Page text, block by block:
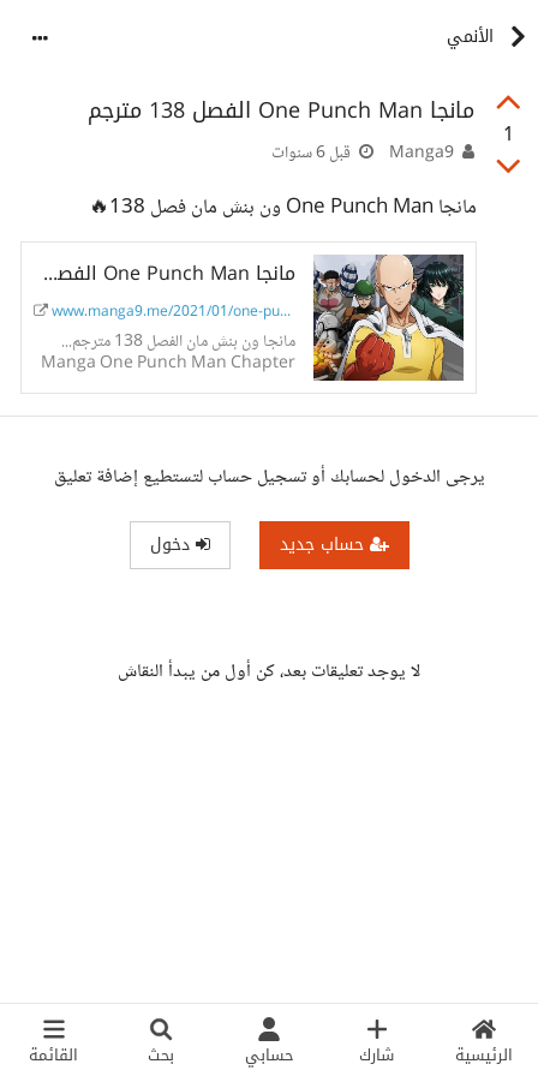
الرئيسية شارك حسابي بحث القائمة
الأنمي
1
مانجا One Punch Man الفصل 138 مترجم
قبل 6 سنوات
مانجا One Punch Man ون بنش مان فصل 138🔥
مانجا One Punch Man الفصل 138 مترجم
www.manga9.me/2021/01/one-punc...
مانجا ون بنش مان الفصل 138 مترجم...
Manga One Punch Man Chapter
138... موقع Manga9
يرجى الدخول لحسابك أو تسجيل حساب لتستطيع إضافة تعليق
حساب جديد دخول
لا يوجد تعليقات بعد، كن أول من يبدأ النقاش